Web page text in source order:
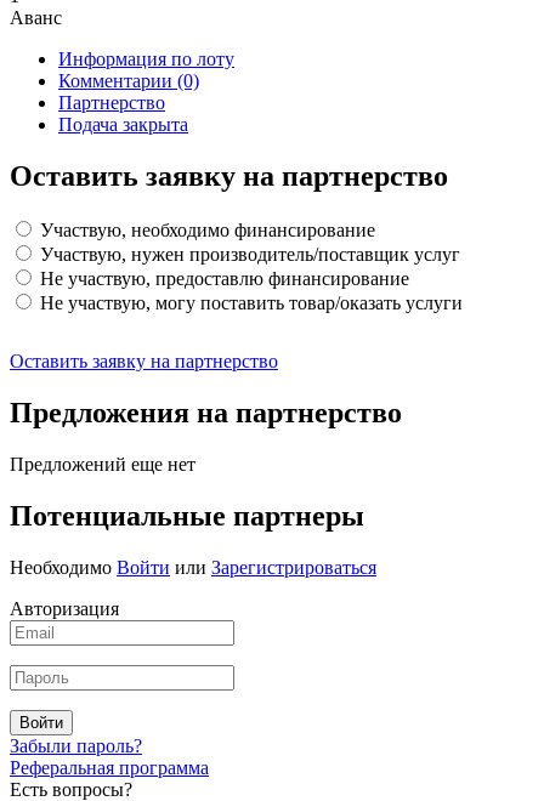
Аванс
Информация по лоту
Комментарии (0)
Партнерство
Подача закрыта
Оставить заявку на партнерство
Участвую, необходимо финансирование
Участвую, нужен производитель/поставщик услуг
Не участвую, предоставлю финансирование
Не участвую, могу поставить товар/оказать услуги
Оставить заявку на партнерство
Предложения на партнерство
Предложений еще нет
Потенциальные партнеры
Необходимо Войти или Зарегистрироваться
Авторизация
Войти
Забыли пароль?
Реферальная программа
Есть вопросы?